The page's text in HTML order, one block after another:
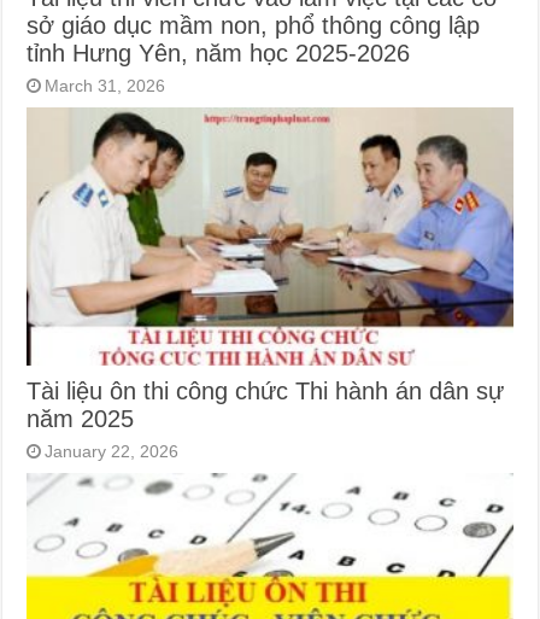
sở giáo dục mầm non, phổ thông công lập
tỉnh Hưng Yên, năm học 2025-2026
March 31, 2026
Tài liệu ôn thi công chức Thi hành án dân sự
năm 2025
January 22, 2026